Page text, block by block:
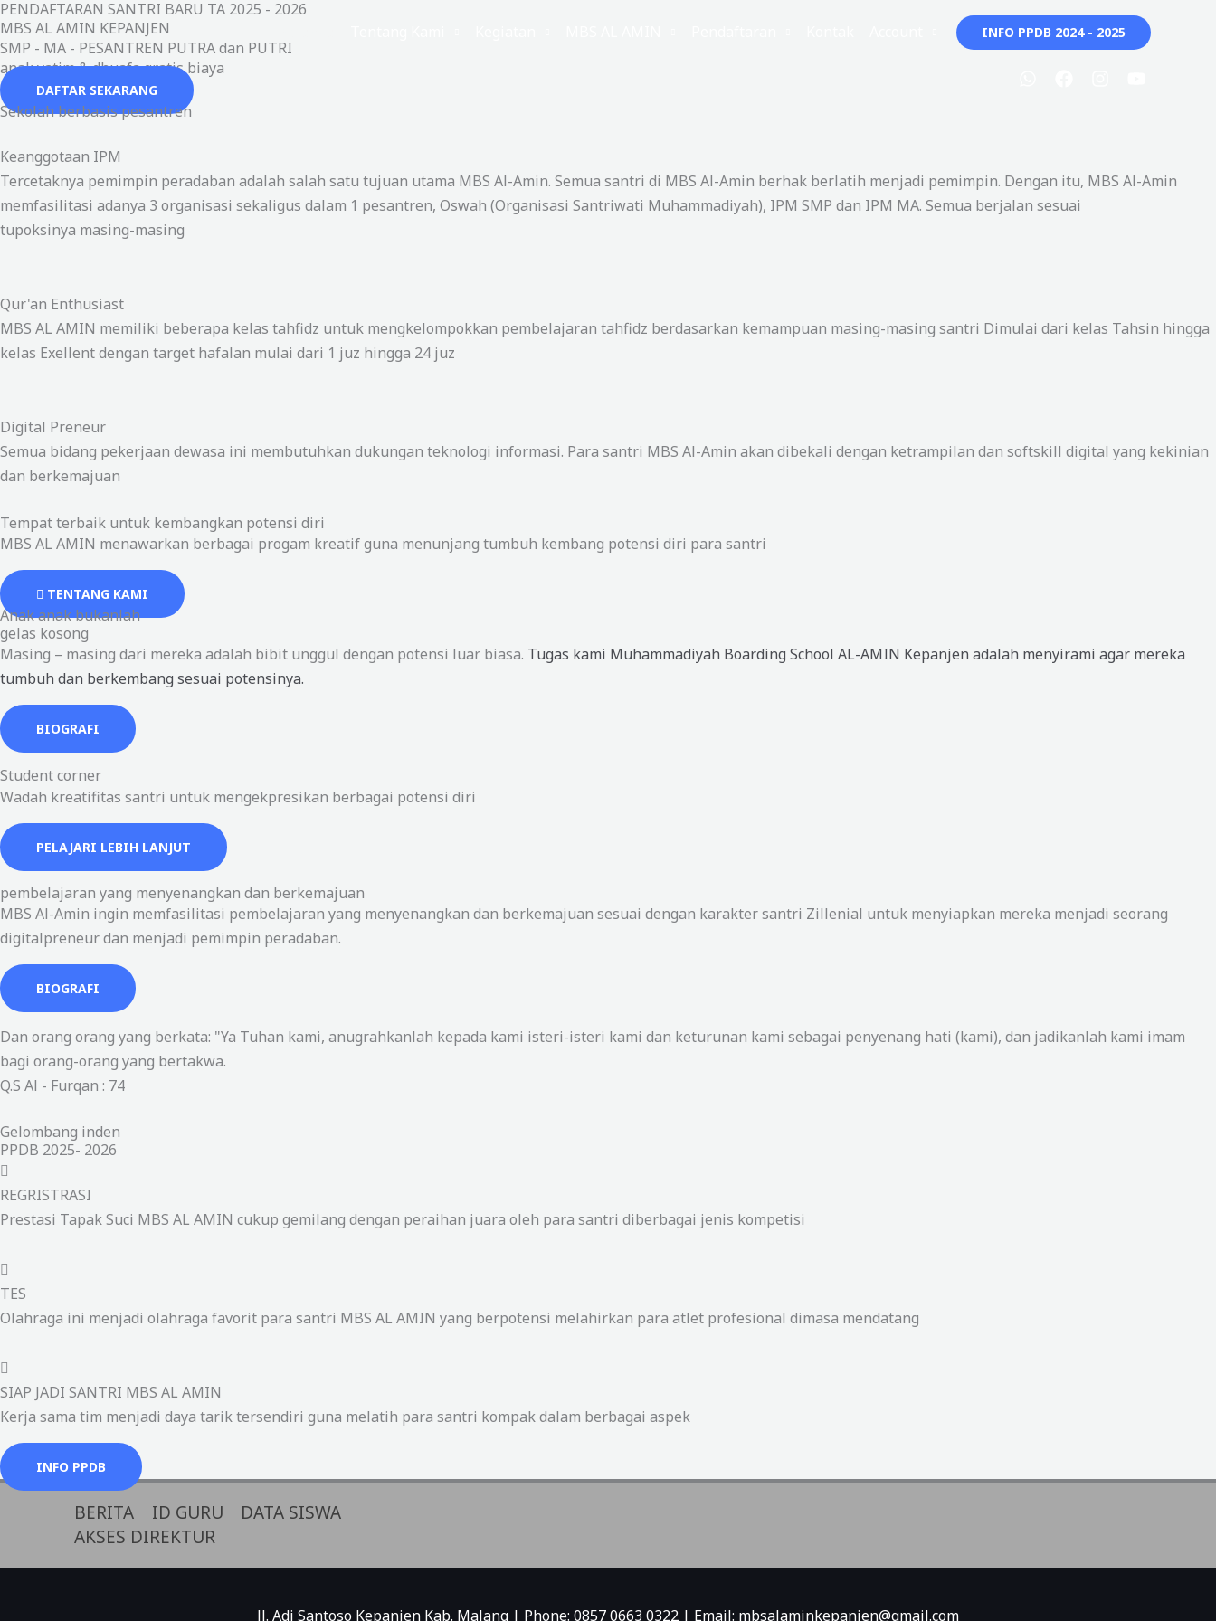
Lewati
ke
konten
INFO PPDB 2024 - 2025
PENDAFTARAN SANTRI BARU TA 2025 - 2026
MBS AL AMIN KEPANJEN
SMP - MA - PESANTREN PUTRA dan PUTRI
anak yatim & dhuafa gratis biaya
DAFTAR SEKARANG
Sekolah berbasis pesantren
Keanggotaan IPM
Tercetaknya pemimpin peradaban adalah salah satu tujuan utama MBS Al-Amin. Semua santri di MBS Al-Amin berhak berlatih menjadi pemimpin. Dengan itu, MBS Al-Amin
memfasilitasi adanya 3 organisasi sekaligus dalam 1 pesantren, Oswah (Organisasi Santriwati Muhammadiyah), IPM SMP dan IPM MA. Semua berjalan sesuai
tupoksinya masing-masing
Qur'an Enthusiast
MBS AL AMIN memiliki beberapa kelas tahfidz untuk mengkelompokkan pembelajaran tahfidz berdasarkan kemampuan masing-masing santri Dimulai dari kelas Tahsin hingga
kelas Exellent dengan target hafalan mulai dari 1 juz hingga 24 juz
Digital Preneur
Semua bidang pekerjaan dewasa ini membutuhkan dukungan teknologi informasi. Para santri MBS Al-Amin akan dibekali dengan ketrampilan dan softskill digital yang kekinian
dan berkemajuan
Tempat terbaik untuk kembangkan potensi diri
MBS AL AMIN menawarkan berbagai progam kreatif guna menunjang tumbuh kembang potensi diri para santri
TENTANG KAMI
Anak anak bukanlah
gelas kosong
Masing – masing dari mereka adalah bibit unggul dengan potensi luar biasa. Tugas kami Muhammadiyah Boarding School AL-AMIN Kepanjen adalah menyirami agar mereka
tumbuh dan berkembang sesuai potensinya.
BIOGRAFI
Student corner
Wadah kreatifitas santri untuk mengekpresikan berbagai potensi diri
PELAJARI LEBIH LANJUT
pembelajaran yang menyenangkan dan berkemajuan
MBS Al-Amin ingin memfasilitasi pembelajaran yang menyenangkan dan berkemajuan sesuai dengan karakter santri Zillenial untuk menyiapkan mereka menjadi seorang
digitalpreneur dan menjadi pemimpin peradaban.
BIOGRAFI
Dan orang orang yang berkata: "Ya Tuhan kami, anugrahkanlah kepada kami isteri-isteri kami dan keturunan kami sebagai penyenang hati (kami), dan jadikanlah kami imam
bagi orang-orang yang bertakwa.
Q.S Al - Furqan : 74
Gelombang inden
PPDB 2025- 2026
REGRISTRASI
Prestasi Tapak Suci MBS AL AMIN cukup gemilang dengan peraihan juara oleh para santri diberbagai jenis kompetisi
TES
Olahraga ini menjadi olahraga favorit para santri MBS AL AMIN yang berpotensi melahirkan para atlet profesional dimasa mendatang
SIAP JADI SANTRI MBS AL AMIN
Kerja sama tim menjadi daya tarik tersendiri guna melatih para santri kompak dalam berbagai aspek
INFO PPDB
BERITA ID GURU
DATA SISWA
AKSES DIREKTUR
Jl. Adi Santoso Kepanjen Kab. Malang | Phone: 0857 0663 0322 | Email: mbsalaminkepanjen@gmail.com